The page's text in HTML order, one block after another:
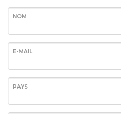
NOM
E-MAIL
PAYS